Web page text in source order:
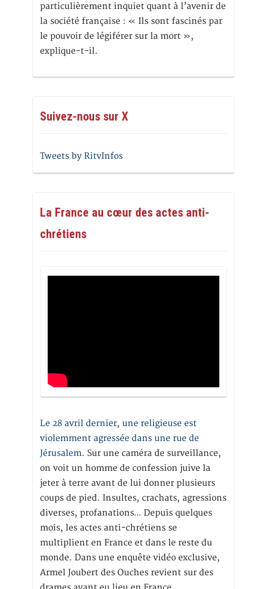
particulièrement inquiet quant à l’avenir de
la société française : « Ils sont fascinés par
le pouvoir de légiférer sur la mort »,
explique-t-il.
Suivez-nous sur X
Tweets by RitvInfos
La France au cœur des actes anti-
chrétiens
Le 28 avril dernier, une religieuse est
violemment agressée dans une rue de
Jérusalem. Sur une caméra de surveillance,
on voit un homme de confession juive la
jeter à terre avant de lui donner plusieurs
coups de pied. Insultes, crachats, agressions
diverses, profanations… Depuis quelques
mois, les actes anti-chrétiens se
multiplient en France et dans le reste du
monde. Dans une enquête vidéo exclusive,
Armel Joubert des Ouches revient sur des